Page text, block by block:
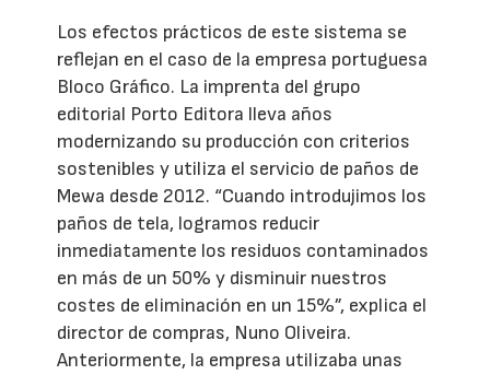
Los efectos prácticos de este sistema se
reflejan en el caso de la empresa portuguesa
Bloco Gráfico. La imprenta del grupo
editorial Porto Editora lleva años
modernizando su producción con criterios
sostenibles y utiliza el servicio de paños de
Mewa desde 2012. “Cuando introdujimos los
paños de tela, logramos reducir
inmediatamente los residuos contaminados
en más de un 50% y disminuir nuestros
costes de eliminación en un 15%”, explica el
director de compras, Nuno Oliveira.
Anteriormente, la empresa utilizaba unas